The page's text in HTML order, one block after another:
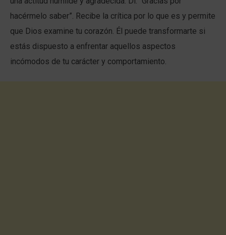
hacérmelo saber”. Recibe la crítica por lo que es y permite
que Dios examine tu corazón. Él puede transformarte si
estás dispuesto a enfrentar aquellos aspectos
incómodos de tu carácter y comportamiento.